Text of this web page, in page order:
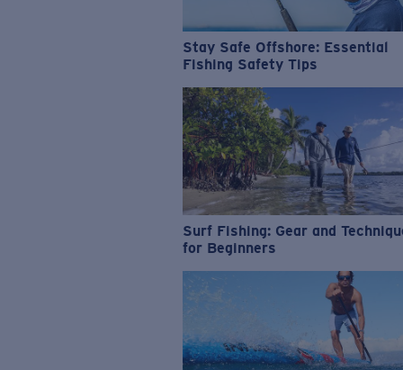
Stay Safe Offshore: Essential
Fishing Safety Tips
Surf Fishing: Gear and
for Beginners